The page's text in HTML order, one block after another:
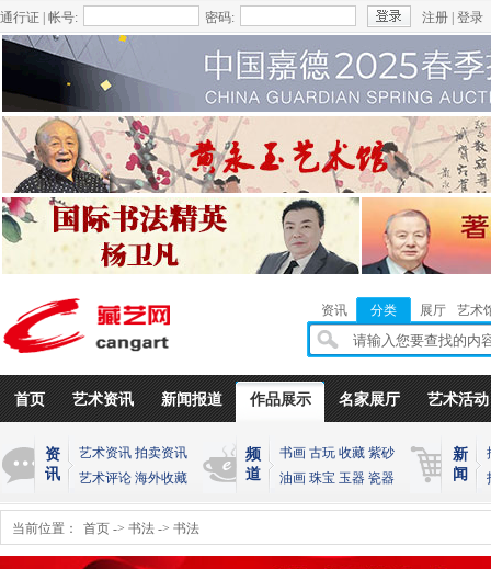
通行证 | 帐号: 密码: 注册 登录
资讯 分类 展厅 艺术
首页 艺术资讯 新闻报道 作品展示 名家展厅 艺术活动
资
讯
艺术资讯 拍卖资讯
艺术评论 海外收藏
频
道
书画 古玩 收藏 紫砂
油画 珠宝 玉器 瓷器
新
闻
当前位置： 首页 -> 书法 -> 书法